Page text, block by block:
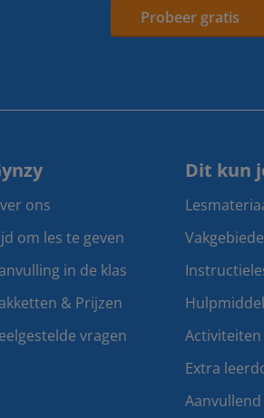
Probeer gratis
ons
om les te geven
in de klas
& Prijzen
vragen
Dit kun
Extra